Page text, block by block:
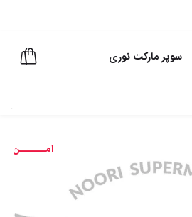
سوپر مارکت نوری
امــــــن